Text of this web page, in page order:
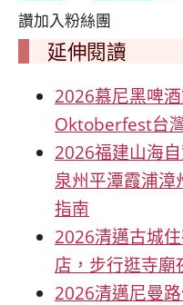
讚加入粉絲團
延伸閱讀
2026慕尼黑啤
Oktoberfest台
2026福建山海
泉州平潭霞浦漳
指南
2026清邁古城
店，步行逛寺廟
2026清邁尼曼